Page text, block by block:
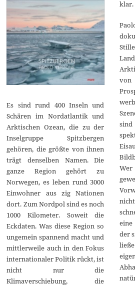
Es sind rund 400 Inseln und
Schären im Nordatlantik und
Arktischen Ozean, die zu der
Inselgruppe Spitzbergen
gehören, die größte von ihnen
trägt denselben Namen. Die
ganze Region gehört zu
Norwegen, es leben rund 3000
Einwohner aus zig Nationen
dort. Zum Nordpol sind es noch
1000 Kilometer. Soweit die
Eckdaten. Was diese Region so
ungemein spannend macht und
mittlerweile auch in den Fokus
internationaler Politik rückt, ist
nicht nur die
Klimaverschiebung, die
klar.
von
eine
der